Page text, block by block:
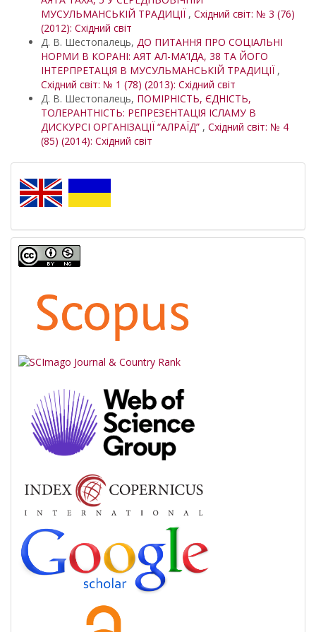
МУСУЛЬМАНСЬКІЙ ТРАДИЦІЇ , Східний світ: № 3 (76)
(2012): Східний світ
Д. В. Шестопалець, ДО ПИТАННЯ ПРО СОЦІАЛЬНІ
НОРМИ В КОРАНІ: АЯТ АЛ-МА’ІДА, 38 ТА ЙОГО
ІНТЕРПРЕТАЦІЯ В МУСУЛЬМАНСЬКІЙ ТРАДИЦІЇ ,
Східний світ: № 1 (78) (2013): Східний світ
Д. В. Шестопалець, ПОМІРНІСТЬ, ЄДНІСТЬ,
ТОЛЕРАНТНІСТЬ: РЕПРЕЗЕНТАЦІЯ ІСЛАМУ В
ДИСКУРСІ ОРГАНІЗАЦІЇ “АЛРАЇД” , Східний світ: № 4
(85) (2014): Східний світ